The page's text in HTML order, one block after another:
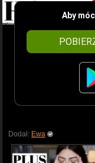
Aby
Dodał: Ewa